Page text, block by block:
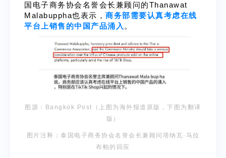
国电子商务协会名誉会长兼顾问的Thanawat
Malabuppha也表示， 商务部需要认真考虑在线
平台上销售的中国产品涌入 。
图源：Bangkok Post（上图为海外报道原版，下图为翻译
版）
图片注释：泰国电子商务协会名誉会长兼顾问塔纳瓦·马拉
布帕的回应